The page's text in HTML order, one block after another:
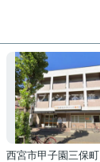
西宮市甲子園三保町